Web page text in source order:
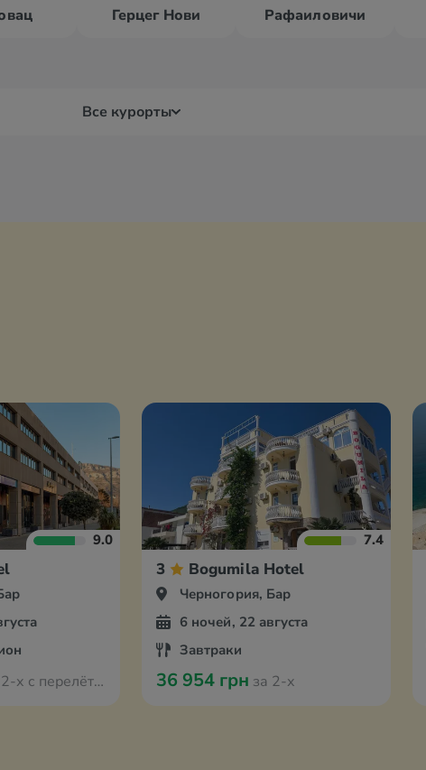
Герцег Нови Рафаиловичи
Все курорты
9.0
с перелётом из Варшавы
7.4
3 Bogumila Hotel
Черногория, Бар
6 ночей, 22 августа
Завтраки
36 954 грн за 2-х